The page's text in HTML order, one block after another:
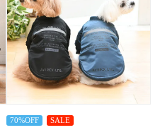
70%OFF SALE